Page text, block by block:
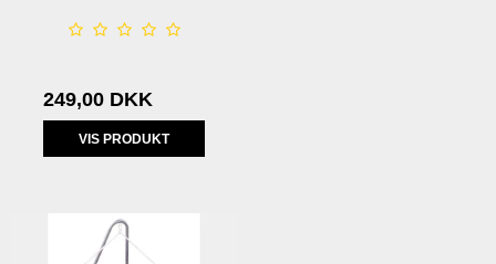
249,00 DKK
VIS PRODUKT